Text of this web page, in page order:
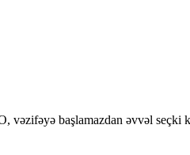
başlamazdan əvvəl seçki